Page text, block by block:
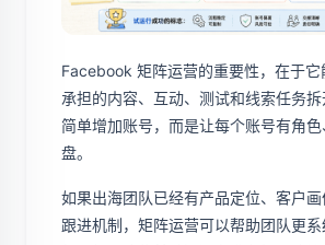
Facebook 矩阵运营的重要性，在于它
承担的内容、互动、测试和线索任务
简单增加账号，而是让每个账号有角
盘。
如果出海团队已经有产品定位、客户
跟进机制，矩阵运营可以帮助团队更